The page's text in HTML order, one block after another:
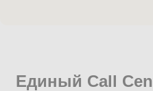
Единый Call